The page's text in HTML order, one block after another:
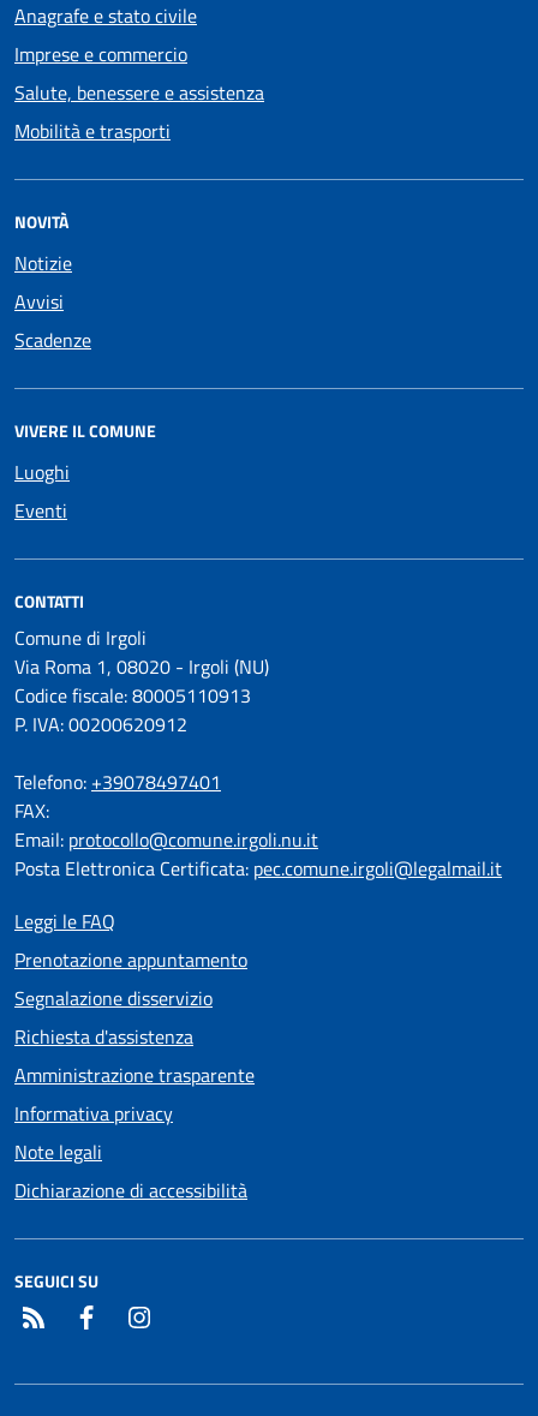
Anagrafe e stato civile
Imprese e commercio
Salute, benessere e assistenza
Mobilità e trasporti
NOVITÀ
Notizie
Avvisi
Scadenze
VIVERE IL COMUNE
Luoghi
Eventi
CONTATTI
Comune di Irgoli
Via Roma 1, 08020 - Irgoli (NU)
Codice fiscale: 80005110913
P. IVA: 00200620912
Telefono: +39078497401
FAX:
Email: protocollo@comune.irgoli.nu.it
Posta Elettronica Certificata: pec.comune.irgoli@legalmail.it
Leggi le FAQ
Prenotazione appuntamento
Segnalazione disservizio
Richiesta d'assistenza
Amministrazione trasparente
Informativa privacy
Note legali
Dichiarazione di accessibilità
SEGUICI SU
RSS Facebook